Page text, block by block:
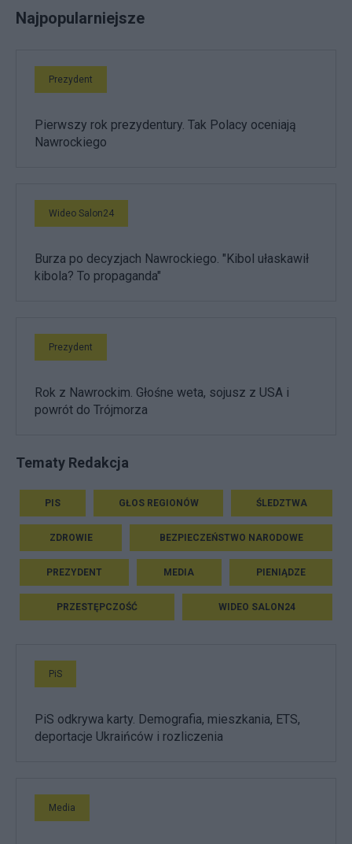
Najpopularniejsze
Prezydent
Pierwszy rok prezydentury. Tak Polacy oceniają
Nawrockiego
Wideo Salon24
Burza po decyzjach Nawrockiego. "Kibol ułaskawił
kibola? To propaganda"
Prezydent
Rok z Nawrockim. Głośne weta, sojusz z USA i
powrót do Trójmorza
Tematy Redakcja
PIS GŁOS REGIONÓW ŚLEDZTWA
ZDROWIE BEZPIECZEŃSTWO NARODOWE
PREZYDENT MEDIA PIENIĄDZE
PRZESTĘPCZOŚĆ WIDEO SALON24
PiS
PiS odkrywa karty. Demografia, mieszkania, ETS,
deportacje Ukraińców i rozliczenia
Media